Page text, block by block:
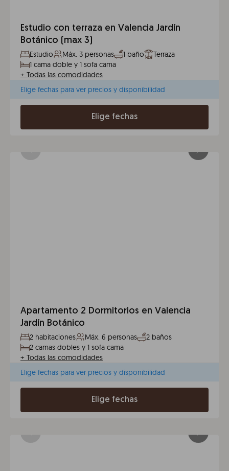
Estudio con terraza en Valencia Jardín
Botánico (max 3)
Estudio Máx. 3 personas 1 baño
Terraza
1 cama doble y 1 sofa cama
+ Todas las comodidades
Elige fechas para ver precios y disponibilidad
Elige fechas
Apartamento 2 Dormitorios en Valencia
Jardín Botánico
2 habitaciones Máx. 6 personas
2 baños
2 camas dobles y 1 sofa cama
+ Todas las comodidades
Elige fechas para ver precios y disponibilidad
Elige fechas